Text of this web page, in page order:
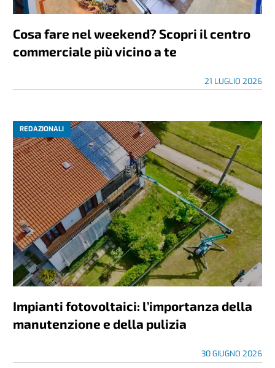
Cosa fare nel weekend? Scopri il centro
commerciale più vicino a te
21 LUGLIO 2026
REDAZIONALI
Impianti fotovoltaici: l’importanza della
manutenzione e della pulizia
30 GIUGNO 2026